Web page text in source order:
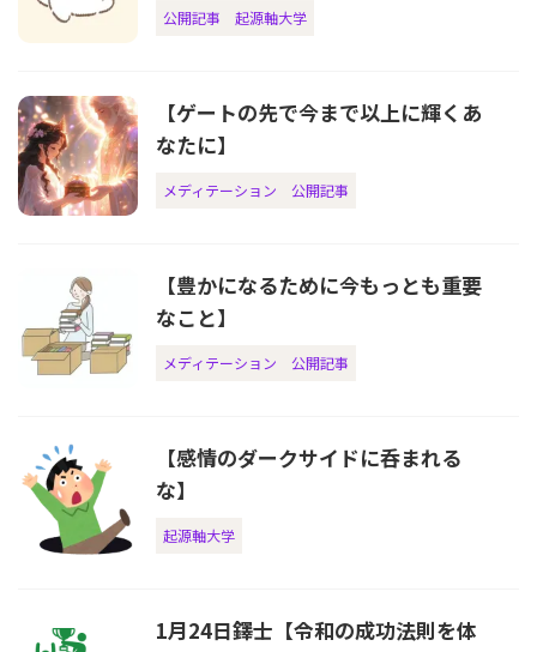
公開記事 起源軸大学
【ゲートの先で今まで以上に輝くあ
なたに】
メディテーション 公開記事
【豊かになるために今もっとも重要
なこと】
メディテーション 公開記事
【感情のダークサイドに呑まれる
な】
起源軸大学
1月24日鐸士【令和の成功法則を体